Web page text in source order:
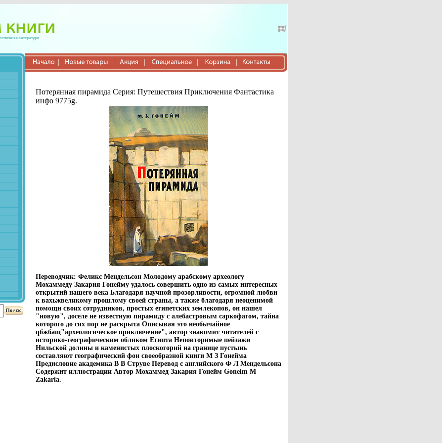
Потерянная пирамида Серия: Путешествия Приключения Фантастика
инфо 9775g.
Переводчик: Феликс Мендельсон Молодому арабскому археологу
Мохаммеду Закария Гонейму удалось совершить одно из самых интересных
открытий нашего века Благодаря научной прозорливости, огромной любви
к вахьжвеликому прошлому своей страны, а также благодаря неоценимой
помощи своих сотрудников, простых египетских землекопов, он нашел
"новую", доселе не известную пирамиду с алебастровым саркофагом, тайна
которого до сих пор не раскрыта Описывая это необычайное
qбжбащ"археологическое приключение", автор знакомит читателей с
историко-географическим обликом Египта Неповторимые пейзажи
Нильской долины и каменистых плоскогорий на границе пустынь
составляют географический фон своеобразной книги М З Гонейма
Предисловие академика В В Струве Перевод с английского Ф Л Мендельсона
Содержит иллюстрации Автор Мохаммед Закария Гонейм Goneim M
Zakaria.